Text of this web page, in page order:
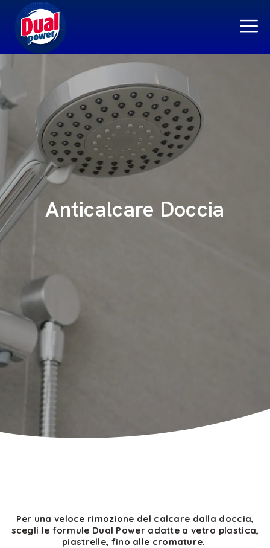
Anticalcare Doccia
Per una veloce rimozione del calcare dalla doccia,
scegli le formule Dual Power adatte a vetro plastica,
piastrelle, fino alle cromature.